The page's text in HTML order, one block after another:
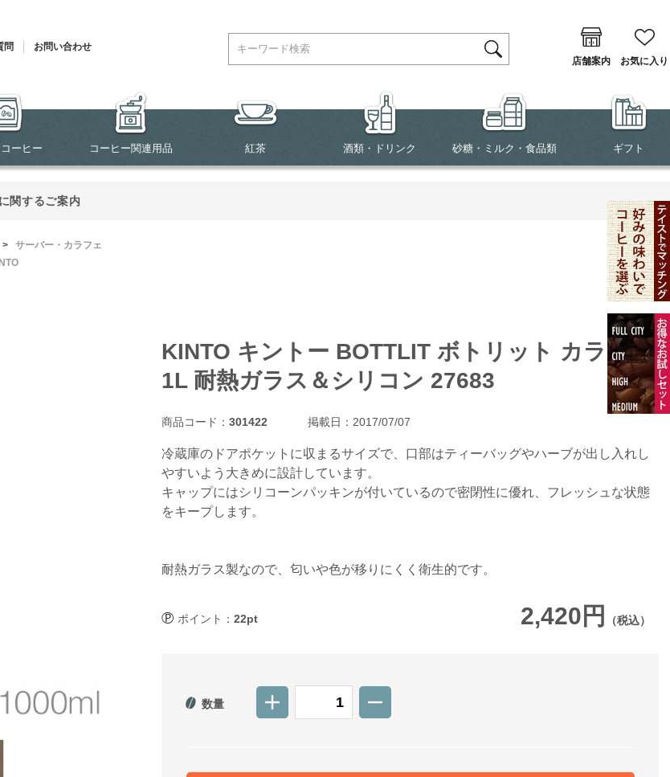
問
お問い合わせ
店舗案内
お気に入り
ーヒー コーヒー関連用品 紅茶 酒類・ドリンク 砂糖・ミルク・食品類 ギフト
関するご案内
>
サーバー・カラフェ
KINTO キントー BOTTLIT ボトリット カラフェ
1L 耐熱ガラス＆シリコン 27683
商品コード：301422 掲載日：2017/07/07
冷蔵庫のドアポケットに収まるサイズで、口部はティーバッグやハーブが出し入れし
やすいよう大きめに設計しています。
キャップにはシリコーンパッキンが付いているので密閉性に優れ、フレッシュな状態
をキープします。
耐熱ガラス製なので、匂いや色が移りにくく衛生的です。
ポイント：22pt 2,420円 （税込）
数量